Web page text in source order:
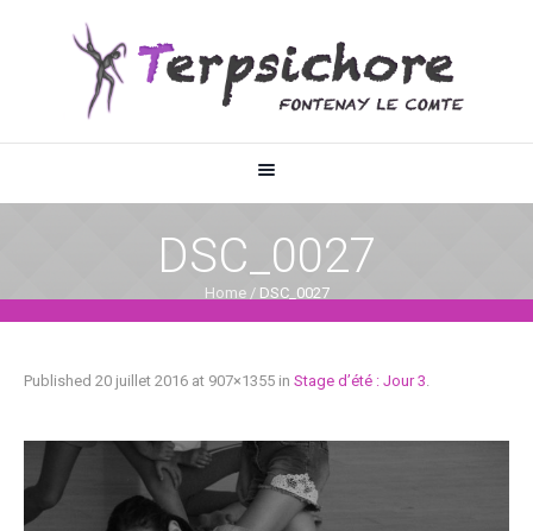
DSC_0027
Home / DSC_0027
Published 20 juillet 2016 at 907×1355 in Stage d’été : Jour 3.